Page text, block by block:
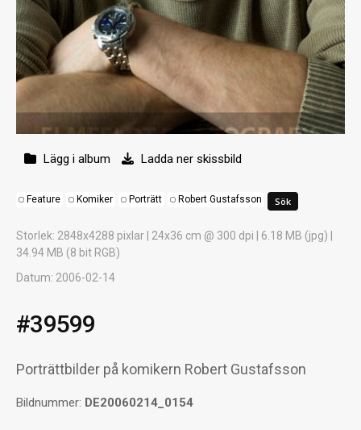
Lägg i album Ladda ner skissbild
Feature Komiker Porträtt Robert Gustafsson
Storlek: 2848x4288 pixlar | 24x36 cm @ 300 dpi | 6.18 MB (jpg) |
34.94 MB (8 bit RGB)
Datum: 2006-02-14
#39599
Porträttbilder på komikern Robert Gustafsson
Bildnummer: DE20060214_0154